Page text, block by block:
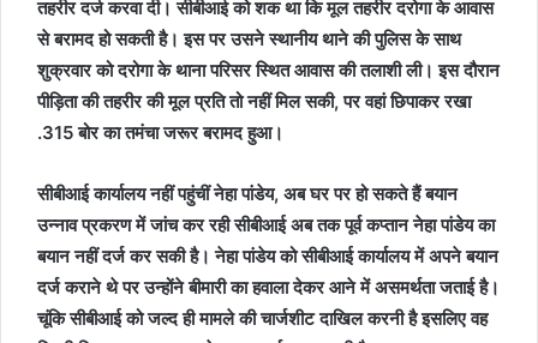
तहरीर दर्ज करवा दी। सीबीआई को शक था कि मूल तहरीर दरोगा के आवास
से बरामद हो सकती है। इस पर उसने स्थानीय थाने की पुलिस के साथ
शुक्रवार को दरोगा के थाना परिसर स्थित आवास की तलाशी ली। इस दौरान
पीड़िता की तहरीर की मूल प्रति तो नहीं मिल सकी, पर वहां छिपाकर रखा
.315 बोर का तमंचा जरूर बरामद हुआ।
सीबीआई कार्यालय नहीं पहुंचीं नेहा पांडेय, अब घर पर हो सकते हैं बयान
उन्नाव प्रकरण में जांच कर रही सीबीआई अब तक पूर्व कप्तान नेहा पांडेय का
बयान नहीं दर्ज कर सकी है। नेहा पांडेय को सीबीआई कार्यालय में अपने बयान
दर्ज कराने थे पर उन्होंने बीमारी का हवाला देकर आने में असमर्थता जताई है।
चूंकि सीबीआई को जल्द ही मामले की चार्जशीट दाखिल करनी है इसलिए वह